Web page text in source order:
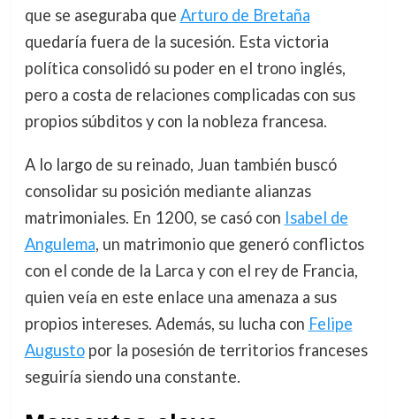
que se aseguraba que Arturo de Bretaña
quedaría fuera de la sucesión. Esta victoria
política consolidó su poder en el trono inglés,
pero a costa de relaciones complicadas con sus
propios súbditos y con la nobleza francesa.
A lo largo de su reinado, Juan también buscó
consolidar su posición mediante alianzas
matrimoniales. En 1200, se casó con Isabel de
Angulema, un matrimonio que generó conflictos
con el conde de la Larca y con el rey de Francia,
quien veía en este enlace una amenaza a sus
propios intereses. Además, su lucha con Felipe
Augustopor la posesión de territorios franceses
seguiría siendo una constante.